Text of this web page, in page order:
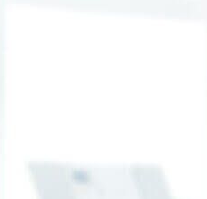
продажами и компанией с
CRM-систем.